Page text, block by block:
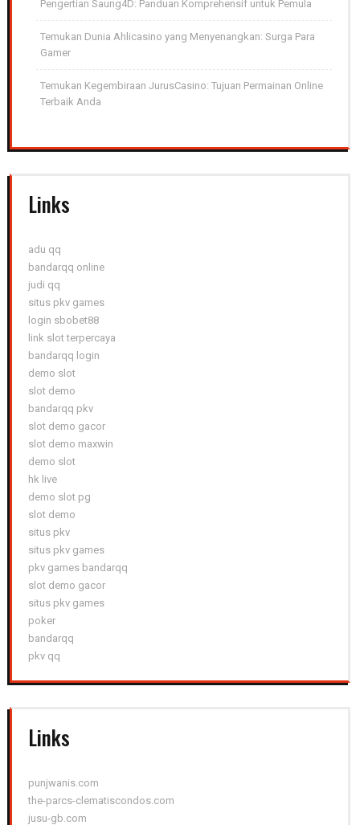
Pengertian Saung4D: Panduan Komprehensif untuk Pemula
Temukan Dunia Ahlicasino yang Menyenangkan: Surga Para
Gamer
Temukan Kegembiraan JurusCasino: Tujuan Permainan Online
Terbaik Anda
Links
adu qq
bandarqq online
judi qq
situs pkv games
login sbobet88
link slot terpercaya
bandarqq login
demo slot
slot demo
bandarqq pkv
slot demo gacor
slot demo maxwin
demo slot
hk live
demo slot pg
slot demo
situs pkv
situs pkv games
pkv games bandarqq
slot demo gacor
situs pkv games
poker
bandarqq
pkv qq
Links
punjwanis.com
the-parcs-clematiscondos.com
jusu-gb.com